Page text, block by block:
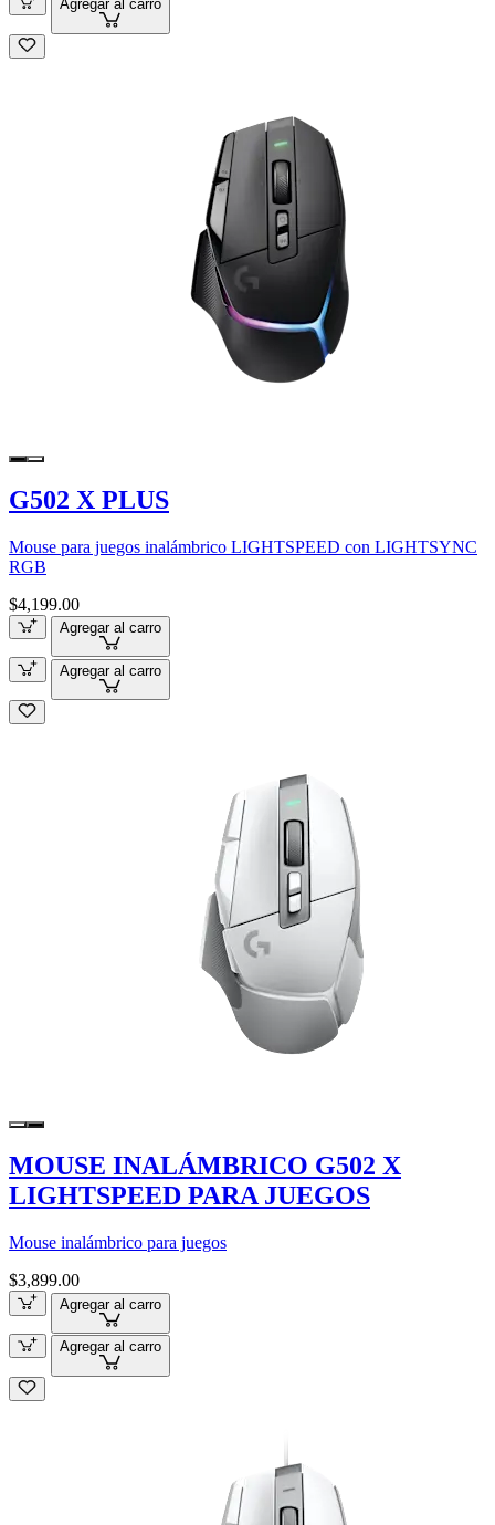
Agregar al carro
G502 X PLUS
Mouse para juegos inalámbrico LIGHTSPEED con LIGHTSYNC
RGB
$4,199.00
Agregar al carro
Agregar al carro
MOUSE INALÁMBRICO G502 X
LIGHTSPEED PARA JUEGOS
Mouse inalámbrico para juegos
$3,899.00
Agregar al carro
Agregar al carro